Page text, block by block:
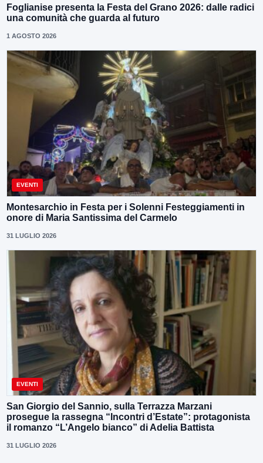
Foglianise presenta la Festa del Grano 2026: dalle radici
una comunità che guarda al futuro
1 AGOSTO 2026
EVENTI
Montesarchio in Festa per i Solenni Festeggiamenti in
onore di Maria Santissima del Carmelo
31 LUGLIO 2026
EVENTI
San Giorgio del Sannio, sulla Terrazza Marzani
prosegue la rassegna “Incontri d’Estate”: protagonista
il romanzo “L’Angelo bianco” di Adelia Battista
31 LUGLIO 2026